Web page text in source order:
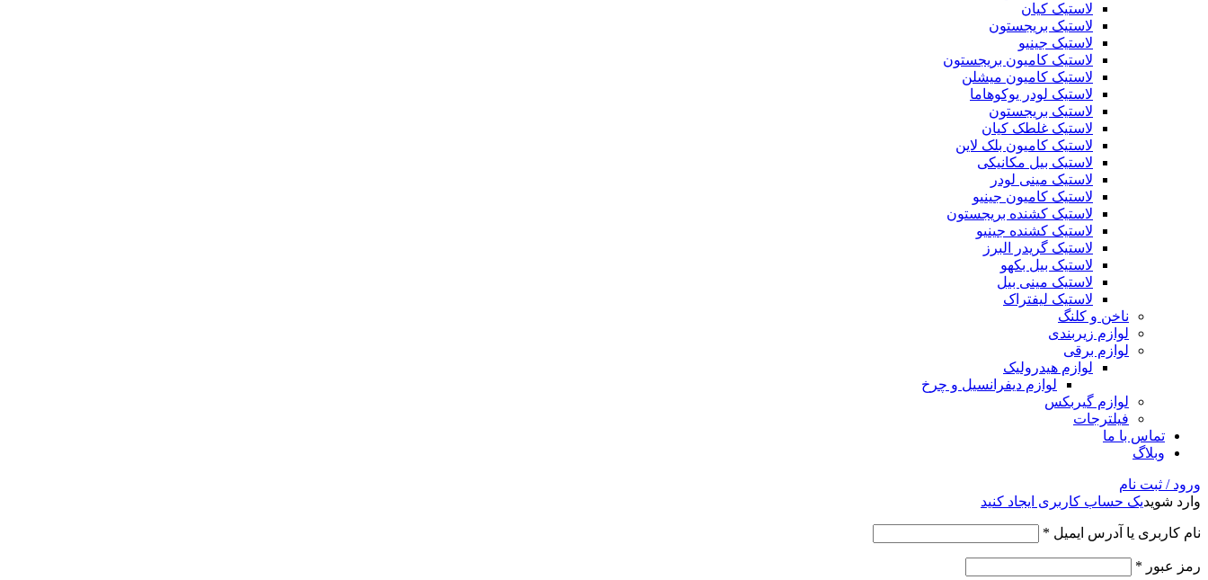
لاستیک کیان
لاستیک بریجستون
لاستیک جینیو
لاستیک کامیون بریجستون
لاستیک کامیون میشلن
لاستیک لودر یوکوهاما
لاستیک بریجستون
لاستیک غلطک کیان
لاستیک کامیون بلک لاین
لاستیک بیل مکانیکی
لاستیک مینی لودر
لاستیک کامیون جینیو
لاستیک کشنده بریجستون
لاستیک کشنده جینیو
لاستیک گریدر البرز
لاستیک بیل بکهو
لاستیک مینی بیل
لاستیک لیفتراک
ناخن و کلنگ
لوازم زیربندی
لوازم برقی
لوازم هیدرولیک
لوازم دیفرانسیل و چرخ
لوازم گیربکس
فیلترجات
تماس با ما
وبلاگ
ورود / ثبت نام
وارد شویدیک حساب کاربری ایجاد کنید
نام کاربری یا آدرس ایمیل *
رمز عبور *